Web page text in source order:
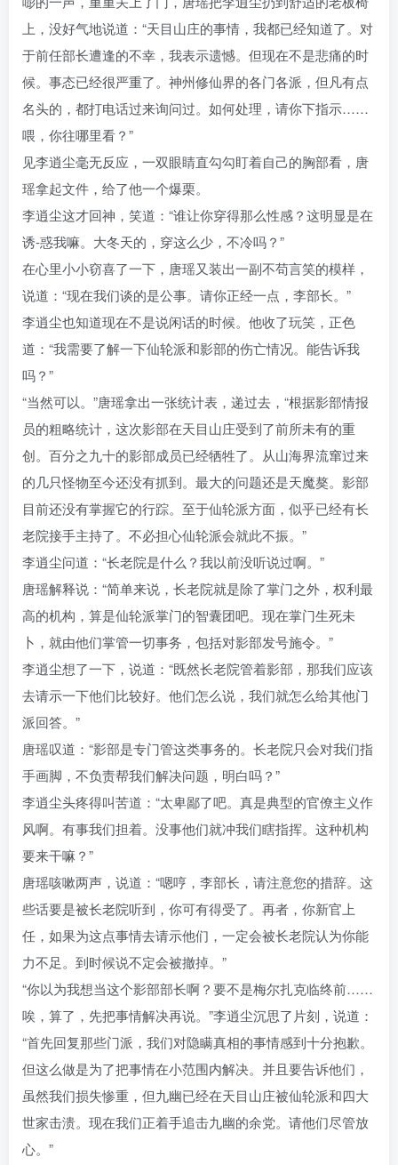
上，没好气地说道：“天目山庄的事情，我都已经知道了。对
于前任部长遭逢的不幸，我表示遗憾。但现在不是悲痛的时
候。事态已经很严重了。神州修仙界的各门各派，但凡有点
名头的，都打电话过来询问过。如何处理，请你下指示……
喂，你往哪里看？”
见李逍尘毫无反应，一双眼睛直勾勾盯着自己的胸部看，唐
瑶拿起文件，给了他一个爆栗。
李逍尘这才回神，笑道：“谁让你穿得那么性感？这明显是在
诱-惑我嘛。大冬天的，穿这么少，不冷吗？”
在心里小小窃喜了一下，唐瑶又装出一副不苟言笑的模样，
说道：“现在我们谈的是公事。请你正经一点，李部长。”
李逍尘也知道现在不是说闲话的时候。他收了玩笑，正色
道：“我需要了解一下仙轮派和影部的伤亡情况。能告诉我
吗？”
“当然可以。”唐瑶拿出一张统计表，递过去，“根据影部情报
员的粗略统计，这次影部在天目山庄受到了前所未有的重
创。百分之九十的影部成员已经牺牲了。从山海界流窜过来
的几只怪物至今还没有抓到。最大的问题还是天魔獒。影部
目前还没有掌握它的行踪。至于仙轮派方面，似乎已经有长
老院接手主持了。不必担心仙轮派会就此不振。”
李逍尘问道：“长老院是什么？我以前没听说过啊。”
唐瑶解释说：“简单来说，长老院就是除了掌门之外，权利最
高的机构，算是仙轮派掌门的智囊团吧。现在掌门生死未
卜，就由他们掌管一切事务，包括对影部发号施令。”
李逍尘想了一下，说道：“既然长老院管着影部，那我们应该
去请示一下他们比较好。他们怎么说，我们就怎么给其他门
派回答。”
唐瑶叹道：“影部是专门管这类事务的。长老院只会对我们指
手画脚，不负责帮我们解决问题，明白吗？”
李逍尘头疼得叫苦道：“太卑鄙了吧。真是典型的官僚主义作
风啊。有事我们担着。没事他们就冲我们瞎指挥。这种机构
要来干嘛？”
唐瑶咳嗽两声，说道：“嗯哼，李部长，请注意您的措辞。这
些话要是被长老院听到，你可有得受了。再者，你新官上
任，如果为这点事情去请示他们，一定会被长老院认为你能
力不足。到时候说不定会被撤掉。”
“你以为我想当这个影部部长啊？要不是梅尔扎克临终前……
唉，算了，先把事情解决再说。”李逍尘沉思了片刻，说道：
“首先回复那些门派，我们对隐瞒真相的事情感到十分抱歉。
但这么做是为了把事情在小范围内解决。并且要告诉他们，
虽然我们损失惨重，但九幽已经在天目山庄被仙轮派和四大
世家击溃。现在我们正着手追击九幽的余党。请他们尽管放
心。”